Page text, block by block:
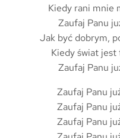
Kiedy rani mnie
Zaufaj Panu
Jak być dobrym,
Kiedy świat jest
Zaufaj Panu
Zaufaj Panu
Zaufaj Panu
Zaufaj Panu